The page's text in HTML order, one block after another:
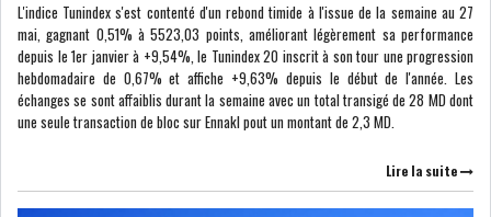
L'INDUS...
SLAH ZOUARI NOMMÉ
MINISTRE DE L'ÉQU...
SARRA ZAAFRANI ZENZRI
NOUVELLE CHEFFE DU...
L'indice Tunindex s'est contenté d'un rebond timide à l'issue de la semaine au 27
mai, gagnant 0,51% à 5523,03 points, améliorant légèrement sa performance
depuis le 1er janvier à +9,54%, le Tunindex 20 inscrit à son tour une progression
hebdomadaire de 0,67% et affiche +9,63% depuis le début de l'année. Les
échanges se sont affaiblis durant la semaine avec un total transigé de 28 MD dont
une seule transaction de bloc sur Ennakl pout un montant de 2,3 MD.
Lire la suite